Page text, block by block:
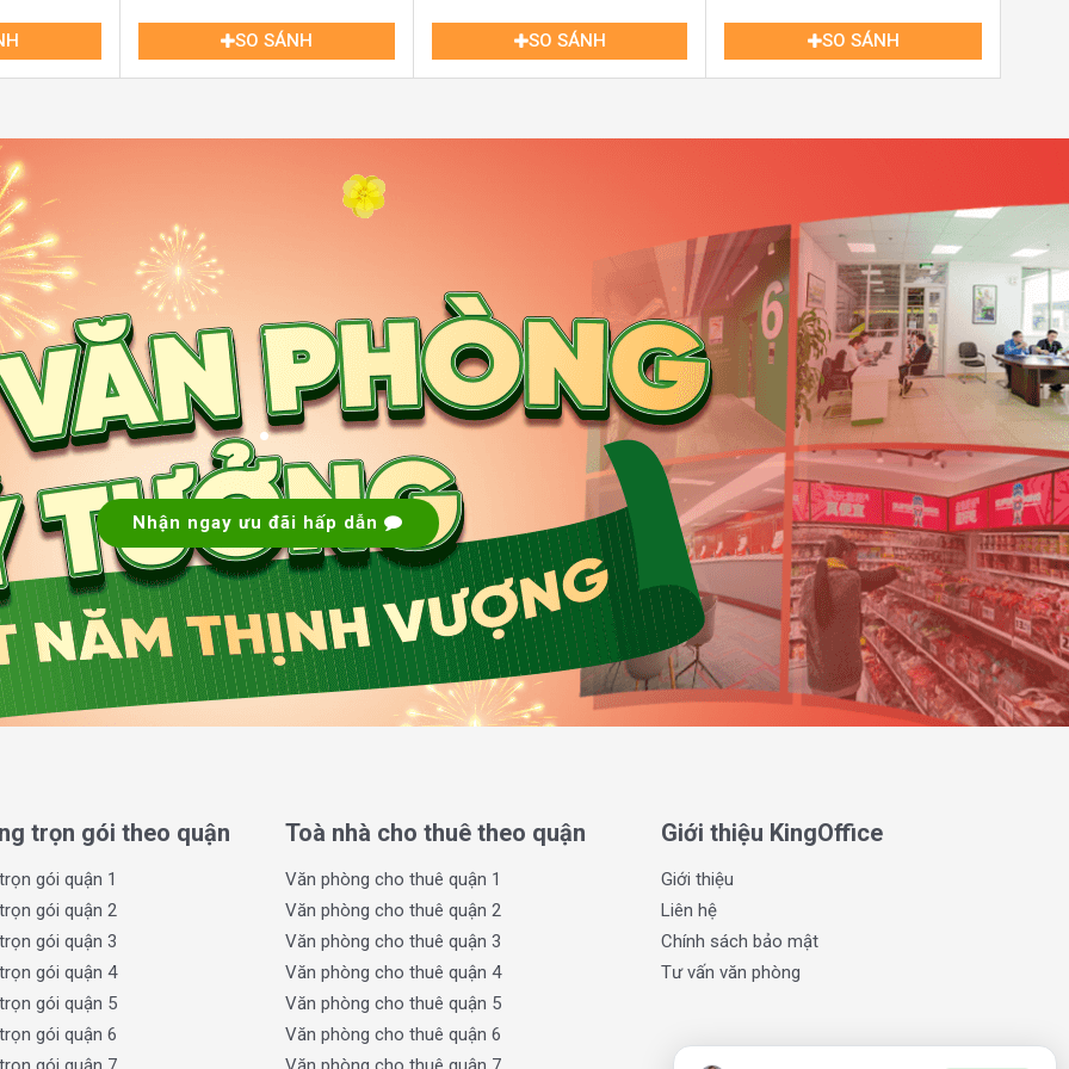
Mạng Tháng 8, Điện Biên Phủ và Nam Kỳ
nhân viên và khách hàng.
sử dụng.
từ 269 m², 533 m² đến 1.066 m².
SO SÁNH SO SÁNH SO SÁNH
.
.
Nhận ngay ưu đãi hấp dẫn
trọn gói theo quận
gói quận 1
gói quận 2
gói quận 3
gói quận 4
gói quận 5
gói quận 6
Toà nhà cho thuê theo quận
Văn phòng cho thuê quận 1
Văn phòng cho thuê quận 2
Văn phòng cho thuê quận 3
Văn phòng cho thuê quận 4
Văn phòng cho thuê quận 5
Văn phòng cho thuê quận 6
Giới thiệu KingOffice
Giới thiệu
Liên hệ
Chính sách bảo mật
Tư vấn văn phòng